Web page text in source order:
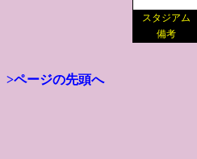
スタジアム
備考
>ページの先頭へ